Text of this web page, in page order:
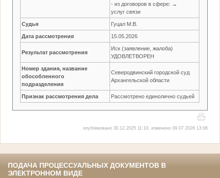
- из договоров в сфере: →
услуг связи
Судья Гуцал М.В.
Дата рассмотрения 15.05.2026
Результат рассмотрения
Иск (заявление, жалоба)
УДОВЛЕТВОРЕН
Номер здания, название
обособленного
подразделения
Северодвинский городской суд
Архангельской области
Признак рассмотрения дела Рассмотрено единолично судьей
опубликовано 30.12.2025 11:10, изменено 09.07.2026 13:06
ПОДАЧА ПРОЦЕССУАЛЬНЫХ ДОКУМЕНТОВ В
ЭЛЕКТРОННОМ ВИДЕ